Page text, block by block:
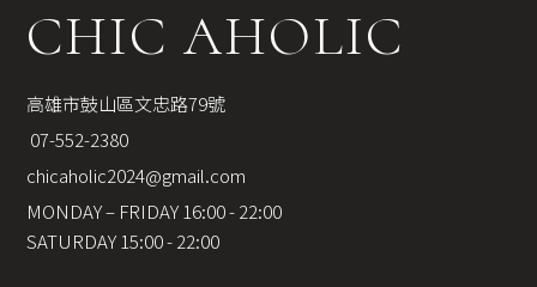
CHIC AHOLIC
高雄市鼓山區文忠路79號
07-552-2380
chicaholic2024@gmail.com
MONDAY – FRIDAY 16:00 - 22:00
SATURDAY 15:00 - 22:00